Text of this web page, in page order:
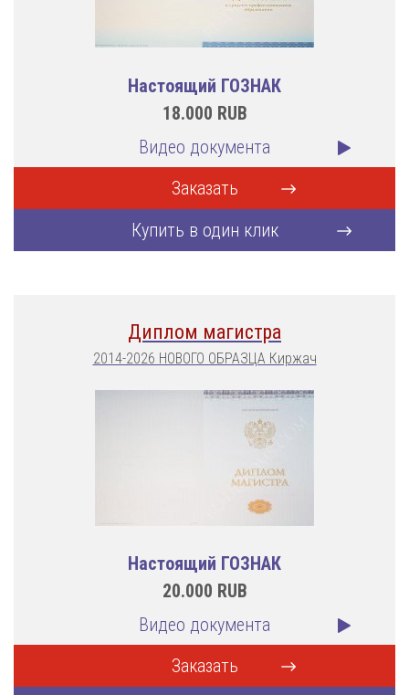
Настоящий ГОЗНАК
18.000 RUB
Видео документа
Заказать
Купить в один клик
Диплом магистра
2014-2026 НОВОГО ОБРАЗЦА Киржач
Настоящий ГОЗНАК
20.000 RUB
Видео документа
Заказать